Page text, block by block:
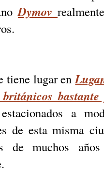
Dymov
tiene lugar en
bastante
a
de esta misma
de muchos